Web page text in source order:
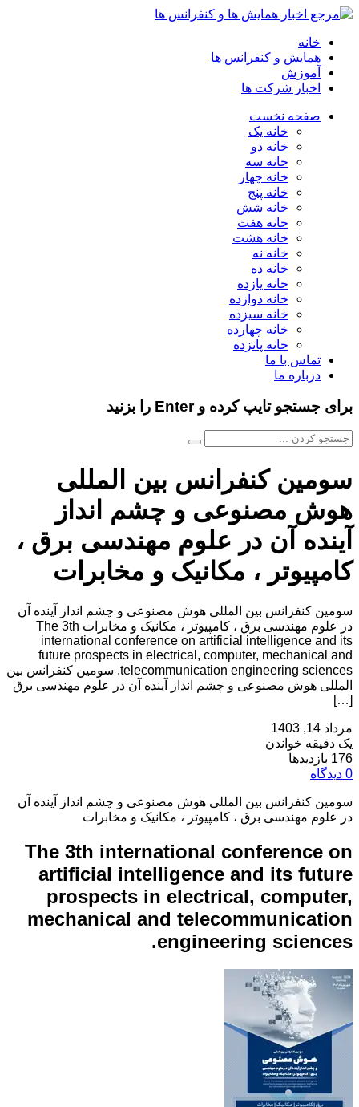
خانه
همایش و کنفرانس ها
آموزش
اخبار شرکت ها
صفحه نخست
خانه یک
خانه دو
خانه سه
خانه چهار
خانه پنج
خانه شش
خانه هفت
خانه هشت
خانه نه
خانه ده
خانه یازده
خانه دوازده
خانه سیزده
خانه چهارده
خانه پانزده
تماس با ما
درباره ما
برای جستجو تایپ کرده و Enter را بزنید
سومین کنفرانس بین المللی
هوش مصنوعی و چشم انداز
آینده آن در علوم مهندسی برق ،
کامپیوتر ، مکانیک و مخابرات
سومین کنفرانس بین المللی هوش مصنوعی و چشم انداز آینده آن
در علوم مهندسی برق ، کامپیوتر ، مکانیک و مخابرات The 3th
international conference on artificial intelligence and its
future prospects in electrical, computer, mechanical and
telecommunication engineering sciences. سومین کنفرانس بین
المللی هوش مصنوعی و چشم انداز آینده آن در علوم مهندسی برق
[…]
مرداد 14, 1403
یک دقیقه خواندن
176 بازدیدها
0 دیدگاه
سومین کنفرانس بین المللی هوش مصنوعی و چشم انداز آینده آن
در علوم مهندسی برق ، کامپیوتر ، مکانیک و مخابرات
The 3th international conference on
artificial intelligence and its future
prospects in electrical, computer,
mechanical and telecommunication
engineering sciences.